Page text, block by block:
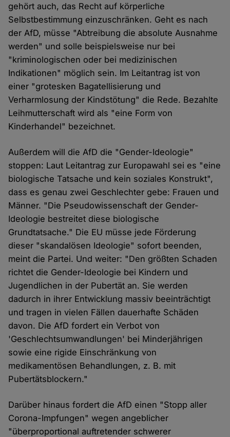
gehört auch, das Recht auf körperliche
Selbstbestimmung einzuschränken. Geht es nach
der AfD, müsse "Abtreibung die absolute Ausnahme
werden" und solle beispielsweise nur bei
"kriminologischen oder bei medizinischen
Indikationen" möglich sein. Im Leitantrag ist von
einer "grotesken Bagatellisierung und
Verharmlosung der Kindstötung" die Rede. Bezahlte
Leihmutterschaft wird als "eine Form von
Kinderhandel" bezeichnet.
Außerdem will die AfD die "Gender-Ideologie"
stoppen: Laut Leitantrag zur Europawahl sei es "eine
biologische Tatsache und kein soziales Konstrukt",
dass es genau zwei Geschlechter gebe: Frauen und
Männer. "Die Pseudowissenschaft der Gender-
Ideologie bestreitet diese biologische
Grundtatsache." Die EU müsse jede Förderung
dieser "skandalösen Ideologie" sofort beenden,
meint die Partei. Und weiter: "Den größten Schaden
richtet die Gender-Ideologie bei Kindern und
Jugendlichen in der Pubertät an. Sie werden
dadurch in ihrer Entwicklung massiv beeinträchtigt
und tragen in vielen Fällen dauerhafte Schäden
davon. Die AfD fordert ein Verbot von
'Geschlechtsumwandlungen' bei Minderjährigen
sowie eine rigide Einschränkung von
medikamentösen Behandlungen, z. B. mit
Pubertätsblockern."
Darüber hinaus fordert die AfD einen "Stopp aller
Corona-Impfungen" wegen angeblicher
"überproportional auftretender schwerer